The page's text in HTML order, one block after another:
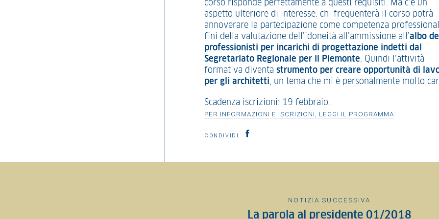
corso risponde perfettamente a questi requisiti. Ma c’è un
aspetto ulteriore di interesse: chi frequenterà il corso potrà
annoverare la partecipazione come competenza
fini della valutazione dell’idoneità all’ammissione all’albo
professionisti per incarichi di progettazione indetti dal
Segretariato Regionale per il Piemonte. Quindi l’attività
formativa diventa strumento per creare opportunità di
per gli architetti, un tema che mi è personalmente molto
Scadenza iscrizioni: 19 febbraio.
PER INFORMAZIONI E ISCRIZIONI, LEGGI IL PROGRAMMA
CONDIVIDI
NOTIZIA SUCCESSIVA
La parola al presidente 01/2018